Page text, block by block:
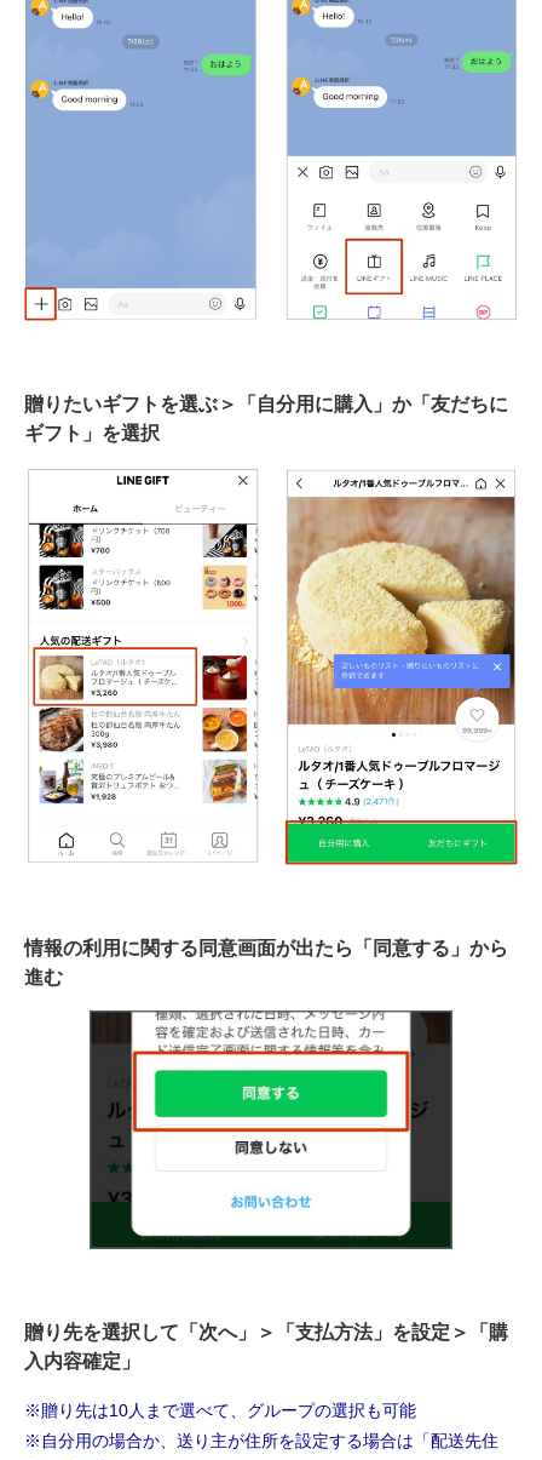
贈りたいギフトを選ぶ＞「自分用に購入」か「友だちに
ギフト」を選択
情報の利用に関する同意画面が出たら「同意する」から
進む
贈り先を選択して「次へ」＞「支払方法」を設定＞「購
入内容確定」
※贈り先は10人まで選べて、グループの選択も可能
※自分用の場合か、送り主が住所を設定する場合は「配送先住